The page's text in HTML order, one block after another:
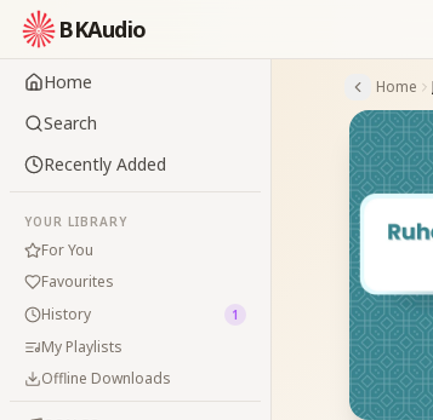
BKAudio
Home
Search
Recently Added
YOUR LIBRARY
For You
Favourites
History
1
My Playlists
Offline Downloads
Home